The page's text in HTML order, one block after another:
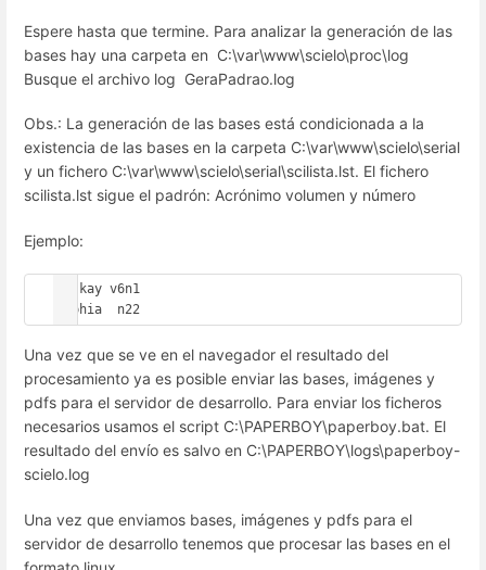
Espere hasta que termine. Para analizar la generación de las
bases hay una carpeta en C:\var\www\scielo\proc\log
Busque el archivo log GeraPadrao.log
Obs.: La generación de las bases está condicionada a la
existencia de las bases en la carpeta C:\var\www\scielo\serial
y un fichero C:\var\www\scielo\serial\scilista.lst. El fichero
scilista.lst sigue el padrón: Acrónimo volumen y número
Ejemplo:
maskay v6n1
sophia  n22
Una vez que se ve en el navegador el resultado del
procesamiento ya es posible enviar las bases, imágenes y
pdfs para el servidor de desarrollo. Para enviar los ficheros
necesarios usamos el script C:\PAPERBOY\paperboy.bat. El
resultado del envío es salvo en C:\PAPERBOY\logs\paperboy-
scielo.log
Una vez que enviamos bases, imágenes y pdfs para el
servidor de desarrollo tenemos que procesar las bases en el